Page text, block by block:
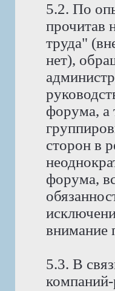
5.2. По
прочитав
труда"
нет),
форума, а
сторон в
форума,
внимание
5.3. В